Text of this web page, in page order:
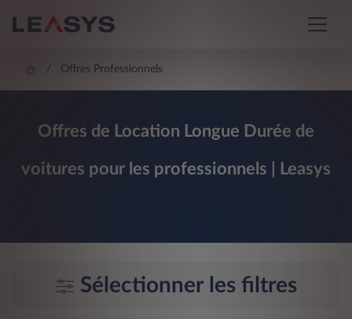
Offres Professionnels
Offres de Location Longue Durée de
voitures pour les professionnels | Leasys
Sélectionner les filtres